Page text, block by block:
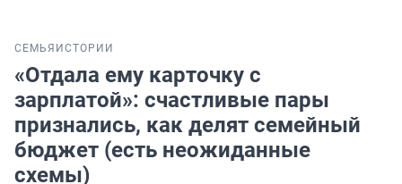
СЕМЬЯ ИСТОРИИ
«Отдала ему карточку с
зарплатой»: счастливые пары
признались, как делят семейный
бюджет (есть неожиданные
схемы)